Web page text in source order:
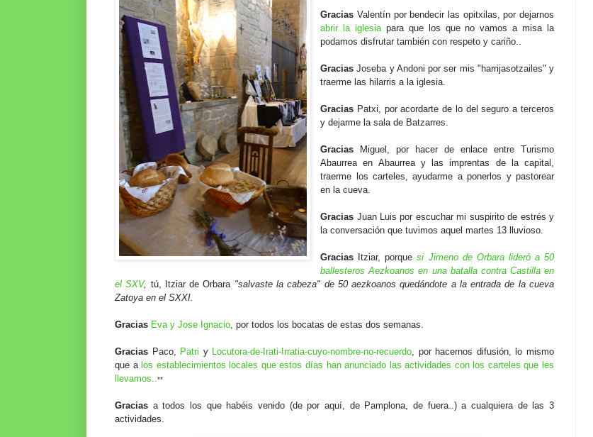
Gracias Valentín por bendecir las opitxilas, por dejarnos
abrir la iglesiapara que los que no vamos a misa la
podamos disfrutar también con respeto y cariño..
Gracias Joseba y Andoni por ser mis "harrijasotzailes" y
traerme las hilarris a la iglesia.
Gracias Patxi, por acordarte de lo del seguro a terceros
y dejarme la sala de Batzarres.
Gracias Miguel, por hacer de enlace entre Turismo
Abaurrea en Abaurrea y las imprentas de la capital,
traerme los carteles, ayudarme a ponerlos y pastorear
en la cueva.
Gracias Juan Luis por escuchar mi suspirito de estrés y
la conversación que tuvimos aquel martes 13 lluvioso.
Gracias Itziar, porquesi Jimeno de Orbara lideró a 50
ballesteros Aezkoanos en una batalla contra Castilla en
el SXV, tú, Itziar de Orbara"salvaste la cabeza" de 50 aezkoanos quedándote a la entrada de la cueva
Zatoya en el SXXI.
Gracias Eva y Jose Ignacio, por todos los bocatas de estas dos semanas.
Gracias Paco, Patri y Locutora-de-Irati-Irratia-cuyo-nombre-no-recuerdo, por hacernos difusión, lo mismo
que a los establecimientos locales que estos días han anunciado las actividades con los carteles que les
llevamos..**
Gracias a todos los que habéis venido (de por aquí, de Pamplona, de fuera..) a cualquiera de las 3
actividades.